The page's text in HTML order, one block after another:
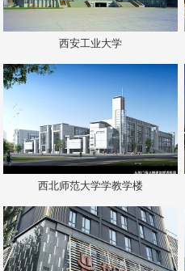
西安工业大学
西北师范大学学教学楼